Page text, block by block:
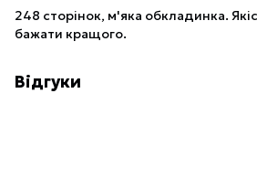
248 сторінок, м'яка обкладинка.
бажати кращого.
Відгуки